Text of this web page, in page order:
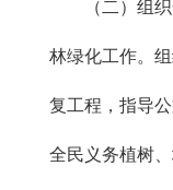
（二）组织
林绿化工作。
复工程，指导
全民义务植树